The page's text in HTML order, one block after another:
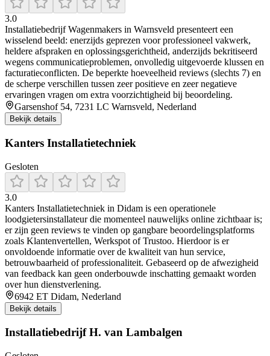
3.0
Installatiebedrijf Wagenmakers in Warnsveld presenteert een
wisselend beeld: enerzijds geprezen voor professioneel vakwerk,
heldere afspraken en oplossingsgerichtheid, anderzijds bekritiseerd
wegens communicatieproblemen, onvolledig uitgevoerde klussen en
facturatieconflicten. De beperkte hoeveelheid reviews (slechts 7) en
de scherpe verschillen tussen zeer positieve en zeer negatieve
ervaringen vragen om extra voorzichtigheid bij beoordeling.
Garsenshof 54, 7231 LC Warnsveld, Nederland
Bekijk details
Kanters Installatietechniek
Gesloten
3.0
Kanters Installatietechniek in Didam is een operationele
loodgietersinstallateur die momenteel nauwelijks online zichtbaar is;
er zijn geen reviews te vinden op gangbare beoordelingsplatforms
zoals Klantenvertellen, Werkspot of Trustoo. Hierdoor is er
onvoldoende informatie over de kwaliteit van hun service,
betrouwbaarheid of professionaliteit. Gebaseerd op de afwezigheid
van feedback kan geen onderbouwde inschatting gemaakt worden
over hun dienstverlening.
6942 ET Didam, Nederland
Bekijk details
Installatiebedrijf H. van Lambalgen